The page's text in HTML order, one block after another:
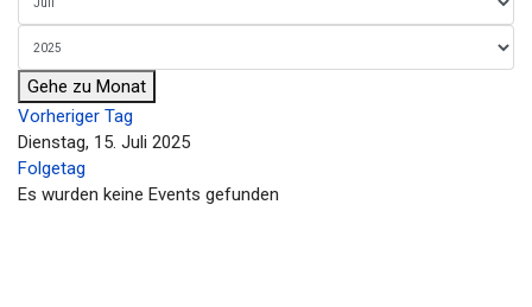
Gehe zu Monat
Vorheriger Tag
Dienstag, 15. Juli 2025
Folgetag
Es wurden keine Events gefunden